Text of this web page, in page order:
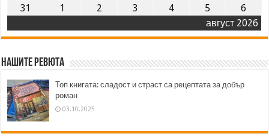
август 2026
31
1 2 3 4 5 6
Нашите ревюта
Топ книгата: сладост и страст са рецептата за добър
роман
03.10.2025